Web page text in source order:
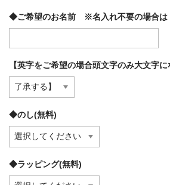
◆ご希望のお名前 ※名入れ不要の場合は
【英字をご希望の場合頭文字のみ大文字
◆のし(無料)
◆ラッピング(無料)